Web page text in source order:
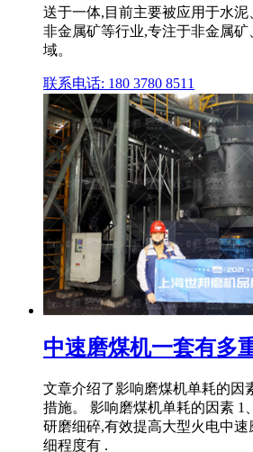
送于一体,目前主要被应用于水泥
非金属矿等行业,专注于非金属
域。
联系电话: 180 3780 8511
中速磨煤机一套有多
文章介绍了影响磨煤机单耗的因
措施。 影响磨煤机单耗的因素 1
研磨细碎,有效提高大型火电中
细程度有 .